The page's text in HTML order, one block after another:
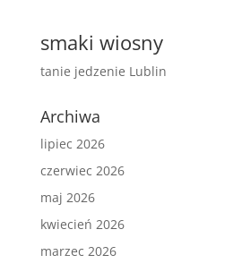
smaki wiosny
tanie jedzenie Lublin
Archiwa
lipiec 2026
czerwiec 2026
maj 2026
kwiecień 2026
marzec 2026